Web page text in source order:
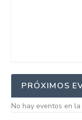
PRÓXIMOS
No hay eventos en